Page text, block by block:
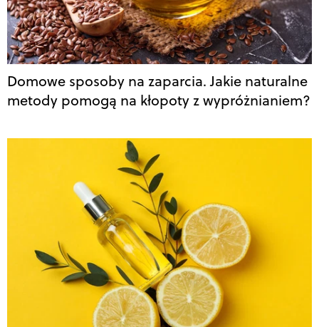
Domowe sposoby na zaparcia. Jakie naturalne
metody pomogą na kłopoty z wypróżnianiem?